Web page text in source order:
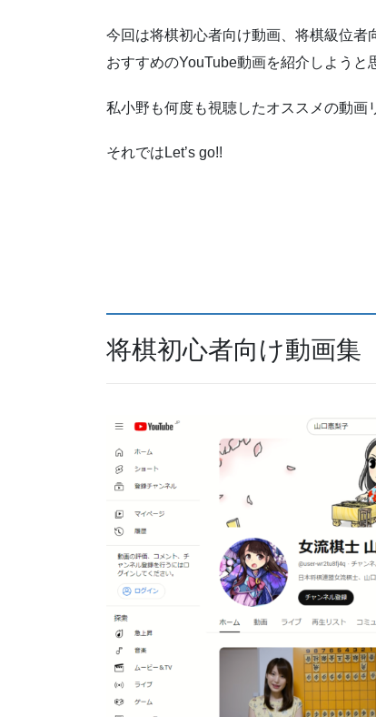
今回は将棋初心者向け動画、将棋級位者
おすすめのYouTube動画を紹介しようと
私小野も何度も視聴したオススメの動画
それではLet’s go!!
将棋初心者向け動画集